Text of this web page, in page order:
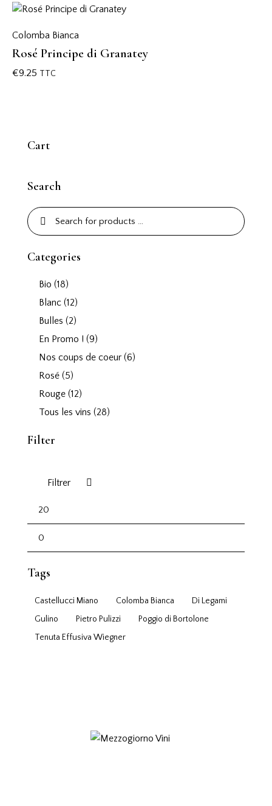
Colomba Bianca
Rosé Principe di Granatey
€9.25 TTC
Cart
Search
Categories
Bio (18)
Blanc (12)
Bulles (2)
En Promo ! (9)
Nos coups de coeur (6)
Rosé (5)
Rouge (12)
Tous les vins (28)
Filter
Filtrer
Tags
Castellucci Miano Colomba Bianca
Di Legami
Gulino
Pietro Pulizzi
Poggio di Bortolone
Tenuta Effusiva Wiegner